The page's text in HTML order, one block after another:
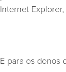
Internet
E para os donos